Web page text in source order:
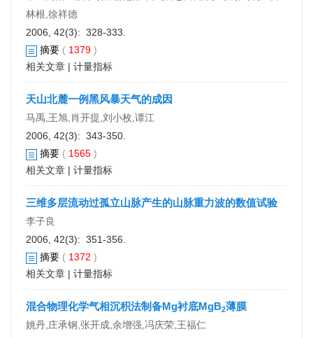
林根,徐祥德
2006, 42(3): 328-333.
摘要 ( 1379 )
相关文章 | 计量指标
天山北麓一例黑风暴天气的成因
马禹,王旭,肖开提,刘小枚,谭江
2006, 42(3): 343-350.
摘要 ( 1565 )
相关文章 | 计量指标
三维多层流动过孤立山脉产生的山脉重力波的数值试验
李子良
2006, 42(3): 351-356.
摘要 ( 1372 )
相关文章 | 计量指标
混合物理化学气相沉积法制备Mg衬底MgB2薄膜
姚丹,庄承钢,张开成,余增强,冯庆荣,王福仁